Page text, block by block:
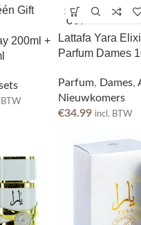
Gift
200ml +
BTW
SOLD
OUT
Lattafa Yara
Parfum Dames
Parfum, Dames,
Nieuwkomers
€34.99 incl. BTW